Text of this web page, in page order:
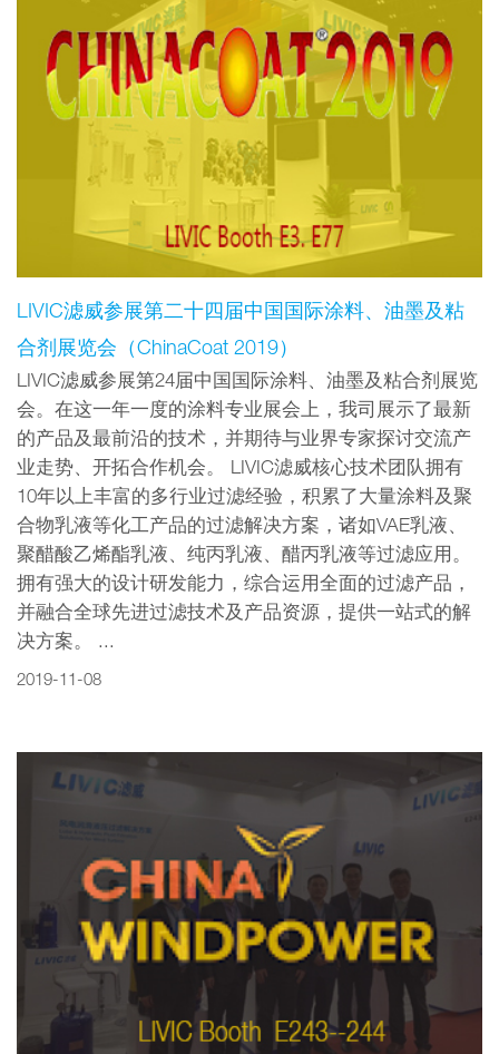
LIVIC滤威参展第二十四届中国国际涂料、油墨及粘
合剂展览会（ChinaCoat 2019）
LIVIC滤威参展第24届中国国际涂料、油墨及粘合剂展览
会。在这一年一度的涂料专业展会上，我司展示了最新
的产品及最前沿的技术，并期待与业界专家探讨交流产
业走势、开拓合作机会。 LIVIC滤威核心技术团队拥有
10年以上丰富的多行业过滤经验，积累了大量涂料及聚
合物乳液等化工产品的过滤解决方案，诸如VAE乳液、
聚醋酸乙烯酯乳液、纯丙乳液、醋丙乳液等过滤应用。
拥有强大的设计研发能力，综合运用全面的过滤产品，
并融合全球先进过滤技术及产品资源，提供一站式的解
决方案。 ...
2019-11-08